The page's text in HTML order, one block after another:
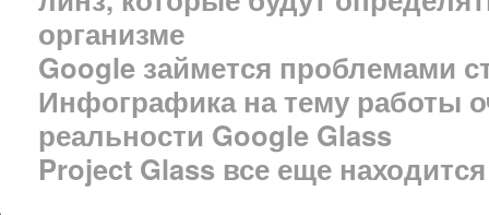
организме
Google займется проблемами
Инфографика на тему работы
реальности Google Glass
Project Glass все еще